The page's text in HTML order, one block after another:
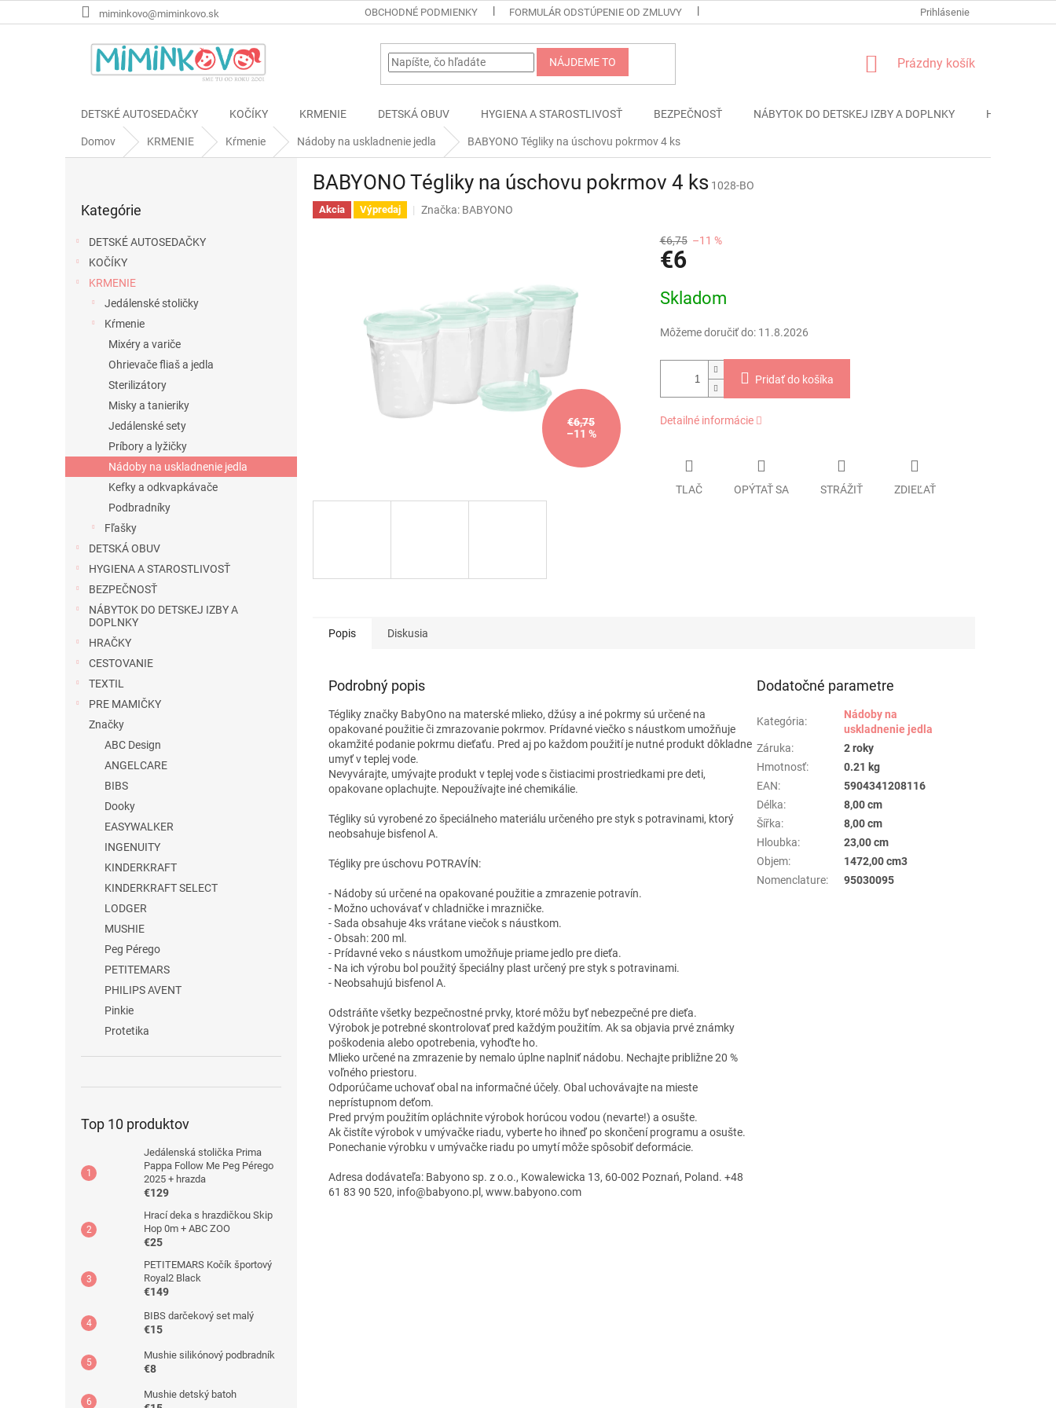
na
miminkovo@miminkovo.sk OBCHODNÉ PODMIENKY FORMULÁR ODSTÚPENIE OD ZMLUVY PODMIENKY OCHRANY OSOBNÝCH
Prihlásenie
NÁJDEME TO
NÁKUPNÝ
Prázdny košík
DETSKÉ AUTOSEDAČKY KOČÍKY KRMENIE DETSKÁ OBUV HYGIENA A STAROSTLIVOSŤ BEZPEČNOSŤ NÁBYTOK DO DETSKEJ IZBY A DOPLNKY HRAČKY
Domov KRMENIE Kŕmenie Nádoby na uskladnenie jedla BABYONO Tégliky na úschovu pokrmov 4 ks
kategórie
Kategórie
DETSKÉ AUTOSEDAČKY
KOČÍKY
KRMENIE
Jedálenské stoličky
Kŕmenie
Mixéry a variče
Ohrievače fliaš a jedla
Sterilizátory
Misky a tanieriky
Jedálenské sety
Príbory a lyžičky
Nádoby na uskladnenie jedla
Kefky a odkvapkávače
Podbradníky
Fľašky
DETSKÁ OBUV
HYGIENA A STAROSTLIVOSŤ
BEZPEČNOSŤ
NÁBYTOK DO DETSKEJ IZBY A
DOPLNKY
HRAČKY
CESTOVANIE
TEXTIL
PRE MAMIČKY
Značky
ABC Design
ANGELCARE
BIBS
Dooky
EASYWALKER
INGENUITY
KINDERKRAFT
KINDERKRAFT SELECT
LODGER
MUSHIE
Peg Pérego
PETITEMARS
PHILIPS AVENT
Pinkie
Protetika
Top 10 produktov
Jedálenská stolička Prima
Pappa Follow Me Peg Pérego
2025 + hrazda
€129
Hrací deka s hrazdičkou Skip
Hop 0m + ABC ZOO
€25
PETITEMARS Kočík športový
Royal2 Black
€149
BIBS darčekový set malý
€15
Mushie silikónový podbradník
€8
Mushie detský batoh
BABYONO Tégliky na úschovu pokrmov 4 ks 1028-BO
Akcia Výpredaj Značka: BABYONO
€6,75
–11 %
€6,75 –11 %
€6
cena:
Skladom
Môžeme doručiť do: 11.8.2026
Pridať do košíka
Detailné informácie
TLAČ OPÝTAŤ SA STRÁŽIŤ ZDIEĽAŤ
Popis Diskusia
Podrobný popis
Tégliky značky BabyOno na materské mlieko, džúsy a iné pokrmy sú určené na
opakované použitie či zmrazovanie pokrmov. Prídavné viečko s náustkom umožňuje
okamžité podanie pokrmu dieťaťu. Pred aj po každom použití je nutné produkt dôkladne
umyť v teplej vode.
Nevyvárajte, umývajte produkt v teplej vode s čistiacimi prostriedkami pre deti,
opakovane oplachujte. Nepoužívajte iné chemikálie.
Tégliky sú vyrobené zo špeciálneho materiálu určeného pre styk s potravinami, ktorý
neobsahuje bisfenol A.
Tégliky pre úschovu POTRAVÍN:
- Nádoby sú určené na opakované použitie a zmrazenie potravín.
- Možno uchovávať v chladničke i mrazničke.
- Sada obsahuje 4ks vrátane viečok s náustkom.
- Obsah: 200 ml.
- Prídavné veko s náustkom umožňuje priame jedlo pre dieťa.
- Na ich výrobu bol použitý špeciálny plast určený pre styk s potravinami.
- Neobsahujú bisfenol A.
Odstráňte všetky bezpečnostné prvky, ktoré môžu byť nebezpečné pre dieťa.
Výrobok je potrebné skontrolovať pred každým použitím. Ak sa objavia prvé známky
poškodenia alebo opotrebenia, vyhoďte ho.
Mlieko určené na zmrazenie by nemalo úplne naplniť nádobu. Nechajte približne 20 %
voľného priestoru.
Odporúčame uchovať obal na informačné účely. Obal uchovávajte na mieste
neprístupnom deťom.
Pred prvým použitím opláchnite výrobok horúcou vodou (nevarte!) a osušte.
Ak čistíte výrobok v umývačke riadu, vyberte ho ihneď po skončení programu a osušte.
Ponechanie výrobku v umývačke riadu po umytí môže spôsobiť deformácie.
Adresa dodávateľa: Babyono sp. z o.o., Kowalewicka 13, 60-002 Poznań, Poland. +48
61 83 90 520, info@babyono.pl, www.babyono.com
Dodatočné parametre
Kategória:
Nádoby na
uskladnenie jedla
Záruka:
2 roky
Hmotnosť:
0.21 kg
EAN:
5904341208116
Délka:
8,00 cm
Šířka:
8,00 cm
Hloubka:
23,00 cm
Objem:
1472,00 cm3
Nomenclature: 95030095